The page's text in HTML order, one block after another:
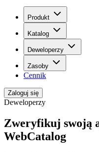
Produkt
Katalog
Deweloperzy
Zasoby
Cennik
Zaloguj się
Deweloperzy
Zweryfikuj swoją
WebCatalog